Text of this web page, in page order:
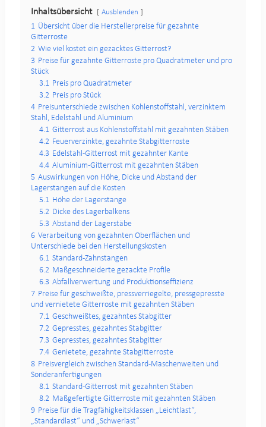
Inhaltsübersicht Ausblenden
1 Übersicht über die Herstellerpreise für gezahnte
Gitterroste
2 Wie viel kostet ein gezacktes Gitterrost?
3 Preise für gezahnte Gitterroste pro Quadratmeter und pro
Stück
3.1 Preis pro Quadratmeter
3.2 Preis pro Stück
4 Preisunterschiede zwischen Kohlenstoffstahl, verzinktem
Stahl, Edelstahl und Aluminium
4.1 Gitterrost aus Kohlenstoffstahl mit gezahnten Stäben
4.2 Feuerverzinkte, gezahnte Stabgitterroste
4.3 Edelstahl-Gitterrost mit gezahnter Kante
4.4 Aluminium-Gitterrost mit gezahnten Stäben
5 Auswirkungen von Höhe, Dicke und Abstand der
Lagerstangen auf die Kosten
5.1 Höhe der Lagerstange
5.2 Dicke des Lagerbalkens
5.3 Abstand der Lagerstäbe
6 Verarbeitung von gezahnten Oberflächen und
Unterschiede bei den Herstellungskosten
6.1 Standard-Zahnstangen
6.2 Maßgeschneiderte gezackte Profile
6.3 Abfallverwertung und Produktionseffizienz
7 Preise für geschweißte, pressverriegelte, pressgepresste
und vernietete Gitterroste mit gezahnten Stäben
7.1 Geschweißtes, gezahntes Stabgitter
7.2 Gepresstes, gezahntes Stabgitter
7.3 Gepresstes, gezahntes Stabgitter
7.4 Genietete, gezahnte Stabgitterroste
8 Preisvergleich zwischen Standard-Maschenweiten und
Sonderanfertigungen
8.1 Standard-Gitterrost mit gezahnten Stäben
8.2 Maßgefertigte Gitterroste mit gezahnten Stäben
9 Preise für die Tragfähigkeitsklassen „Leichtlast“,
„Standardlast“ und „Schwerlast“